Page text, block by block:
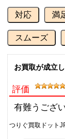
ダイワ 銀影
釣具買取ク
turi20260603
ダイワ 銀影
抜 H90V 未
釣具買取ク
turi20260604
ダイワ 銀影
釣具買取ク
turi20260605
シマノ 電動
対応 満
スムーズ
お買取が成立
評価
有難うござ
つりぐ買取ドット